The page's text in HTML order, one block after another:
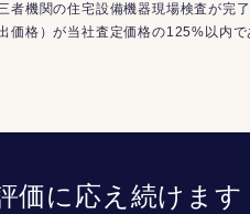
者機関の住宅設備機器現場検査が完
価格）が当社査定価格の125%以内
価に応え続けます